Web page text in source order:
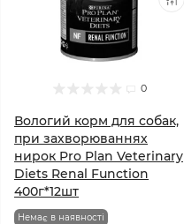
0
Вологий корм для собак,
при захворюваннях
нирок Pro Plan Veterinary
Diets Renal Function
400г*12шт
Немає в наявності